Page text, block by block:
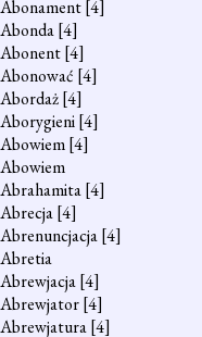
Abonament[4]
Abonda[4]
Abonent[4]
Abonować [4]
Abordaż[4]
Aborygieni[4]
Abowiem[4]
Abowiem
Abrahamita[4]
Abrecja[4]
Abrenuncjacja[4]
Abretia
Abrewjacja[4]
Abrewjator[4]
Abrewjatura[4]